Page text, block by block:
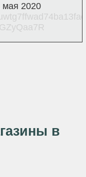
мая 2020
в